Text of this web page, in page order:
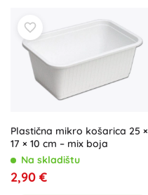
Plastična mikro košarica 25 ×
17 × 10 cm – mix boja
Na skladištu
2,90 €